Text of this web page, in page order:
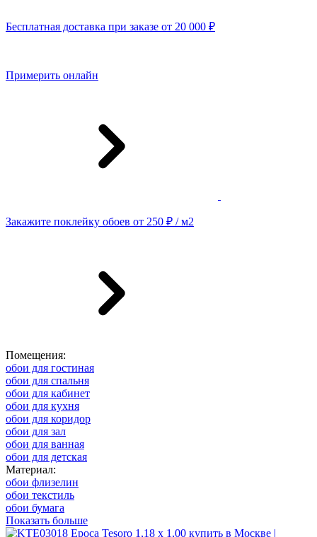
Бесплатная доставка при заказе от 20 000 ₽
Примерить онлайн
Закажите поклейку обоев от 250 ₽ / м2
Помещения:
обои для гостиная
обои для спальня
обои для кабинет
обои для кухня
обои для коридор
обои для зал
обои для ванная
обои для детская
Материал:
обои флизелин
обои текстиль
обои бумага
Показать больше